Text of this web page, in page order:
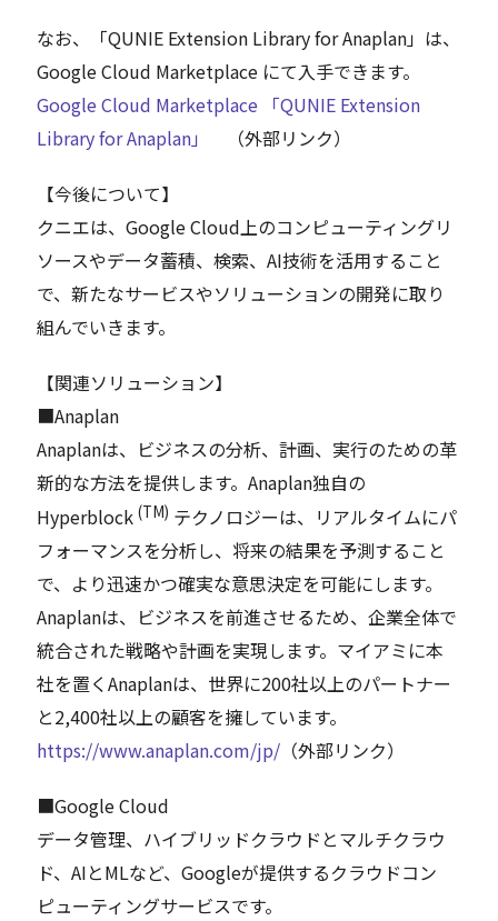
なお、「QUNIE Extension Library for Anaplan」は、
Google Cloud Marketplace にて入手できます。
Google Cloud Marketplace 「QUNIE Extension
Library for Anaplan」
（外部リンク）
【今後について】
クニエは、Google Cloud上のコンピューティングリ
ソースやデータ蓄積、検索、AI技術を活用すること
で、新たなサービスやソリューションの開発に取り
組んでいきます。
【関連ソリューション】
■Anaplan
Anaplanは、ビジネスの分析、計画、実行のための革
新的な方法を提供します。Anaplan独自の
Hyperblock(TM) テクノロジーは、リアルタイムにパ
フォーマンスを分析し、将来の結果を予測すること
で、より迅速かつ確実な意思決定を可能にします。
Anaplanは、ビジネスを前進させるため、企業全体で
統合された戦略や計画を実現します。マイアミに本
社を置くAnaplanは、世界に200社以上のパートナー
と2,400社以上の顧客を擁しています。
https://www.anaplan.com/jp/ （外部リンク）
■Google Cloud
データ管理、ハイブリッドクラウドとマルチクラウ
ド、AIとMLなど、Googleが提供するクラウドコン
ピューティングサービスです。